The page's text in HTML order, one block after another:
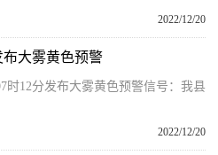
2022/12/20
大雾黄色预警
时12分发布大雾黄色预警信号：我县
2022/12/20